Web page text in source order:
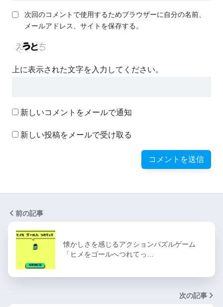
次回のコメントで使用するためブラウザーに自分の名前、
メールアドレス、サイトを保存する。
上に表示された文字を入力してください。
新しいコメントをメールで通知
新しい投稿をメールで受け取る
前の記事
懐かしさを感じるアクションパズルゲーム
「ヒメをゴールへつれてっ…
次の記事